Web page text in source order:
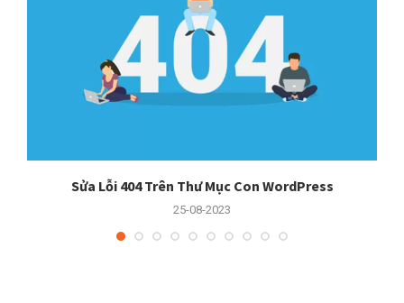
Sửa Lỗi 404 Trên Thư Mục Con WordPress
25-08-2023